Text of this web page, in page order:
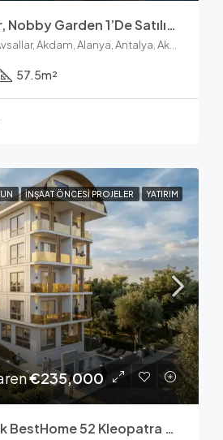
Alanya, Avsallar, Nobby Garden 1’de Satılık 1+1 Daire
57.5m²
İNŞAAT ÖNCESI PROJELER YATIRIM
€235,000
Alanya’da Satılık BestHome 52 Kleopatra Beach Daireleri